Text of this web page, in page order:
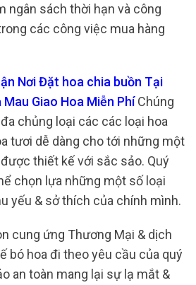
ngân sách thời hạn và công
các công việc mua hàng
Nơi Đặt hoa chia buồn Tại
Giao Hoa Miễn PhíChúng
chủng loại các các loại hoa
tươi dễ dàng cho tới những một
thiết kế với sắc sảo. Quý
chọn lựa những một số loại
yếu & sở thích của chính mình.
cung ứng Thương Mại & dịch
bó hoa đi theo yêu cầu của quý
an toàn mang lại sự lạ mắt &